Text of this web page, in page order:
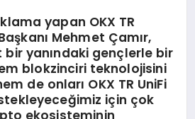
yapan OKX TR
Mehmet Çamır,
bir yanındaki gençlerle bir
blokzinciri teknolojisini
de onları OKX TR UniFi
için çok